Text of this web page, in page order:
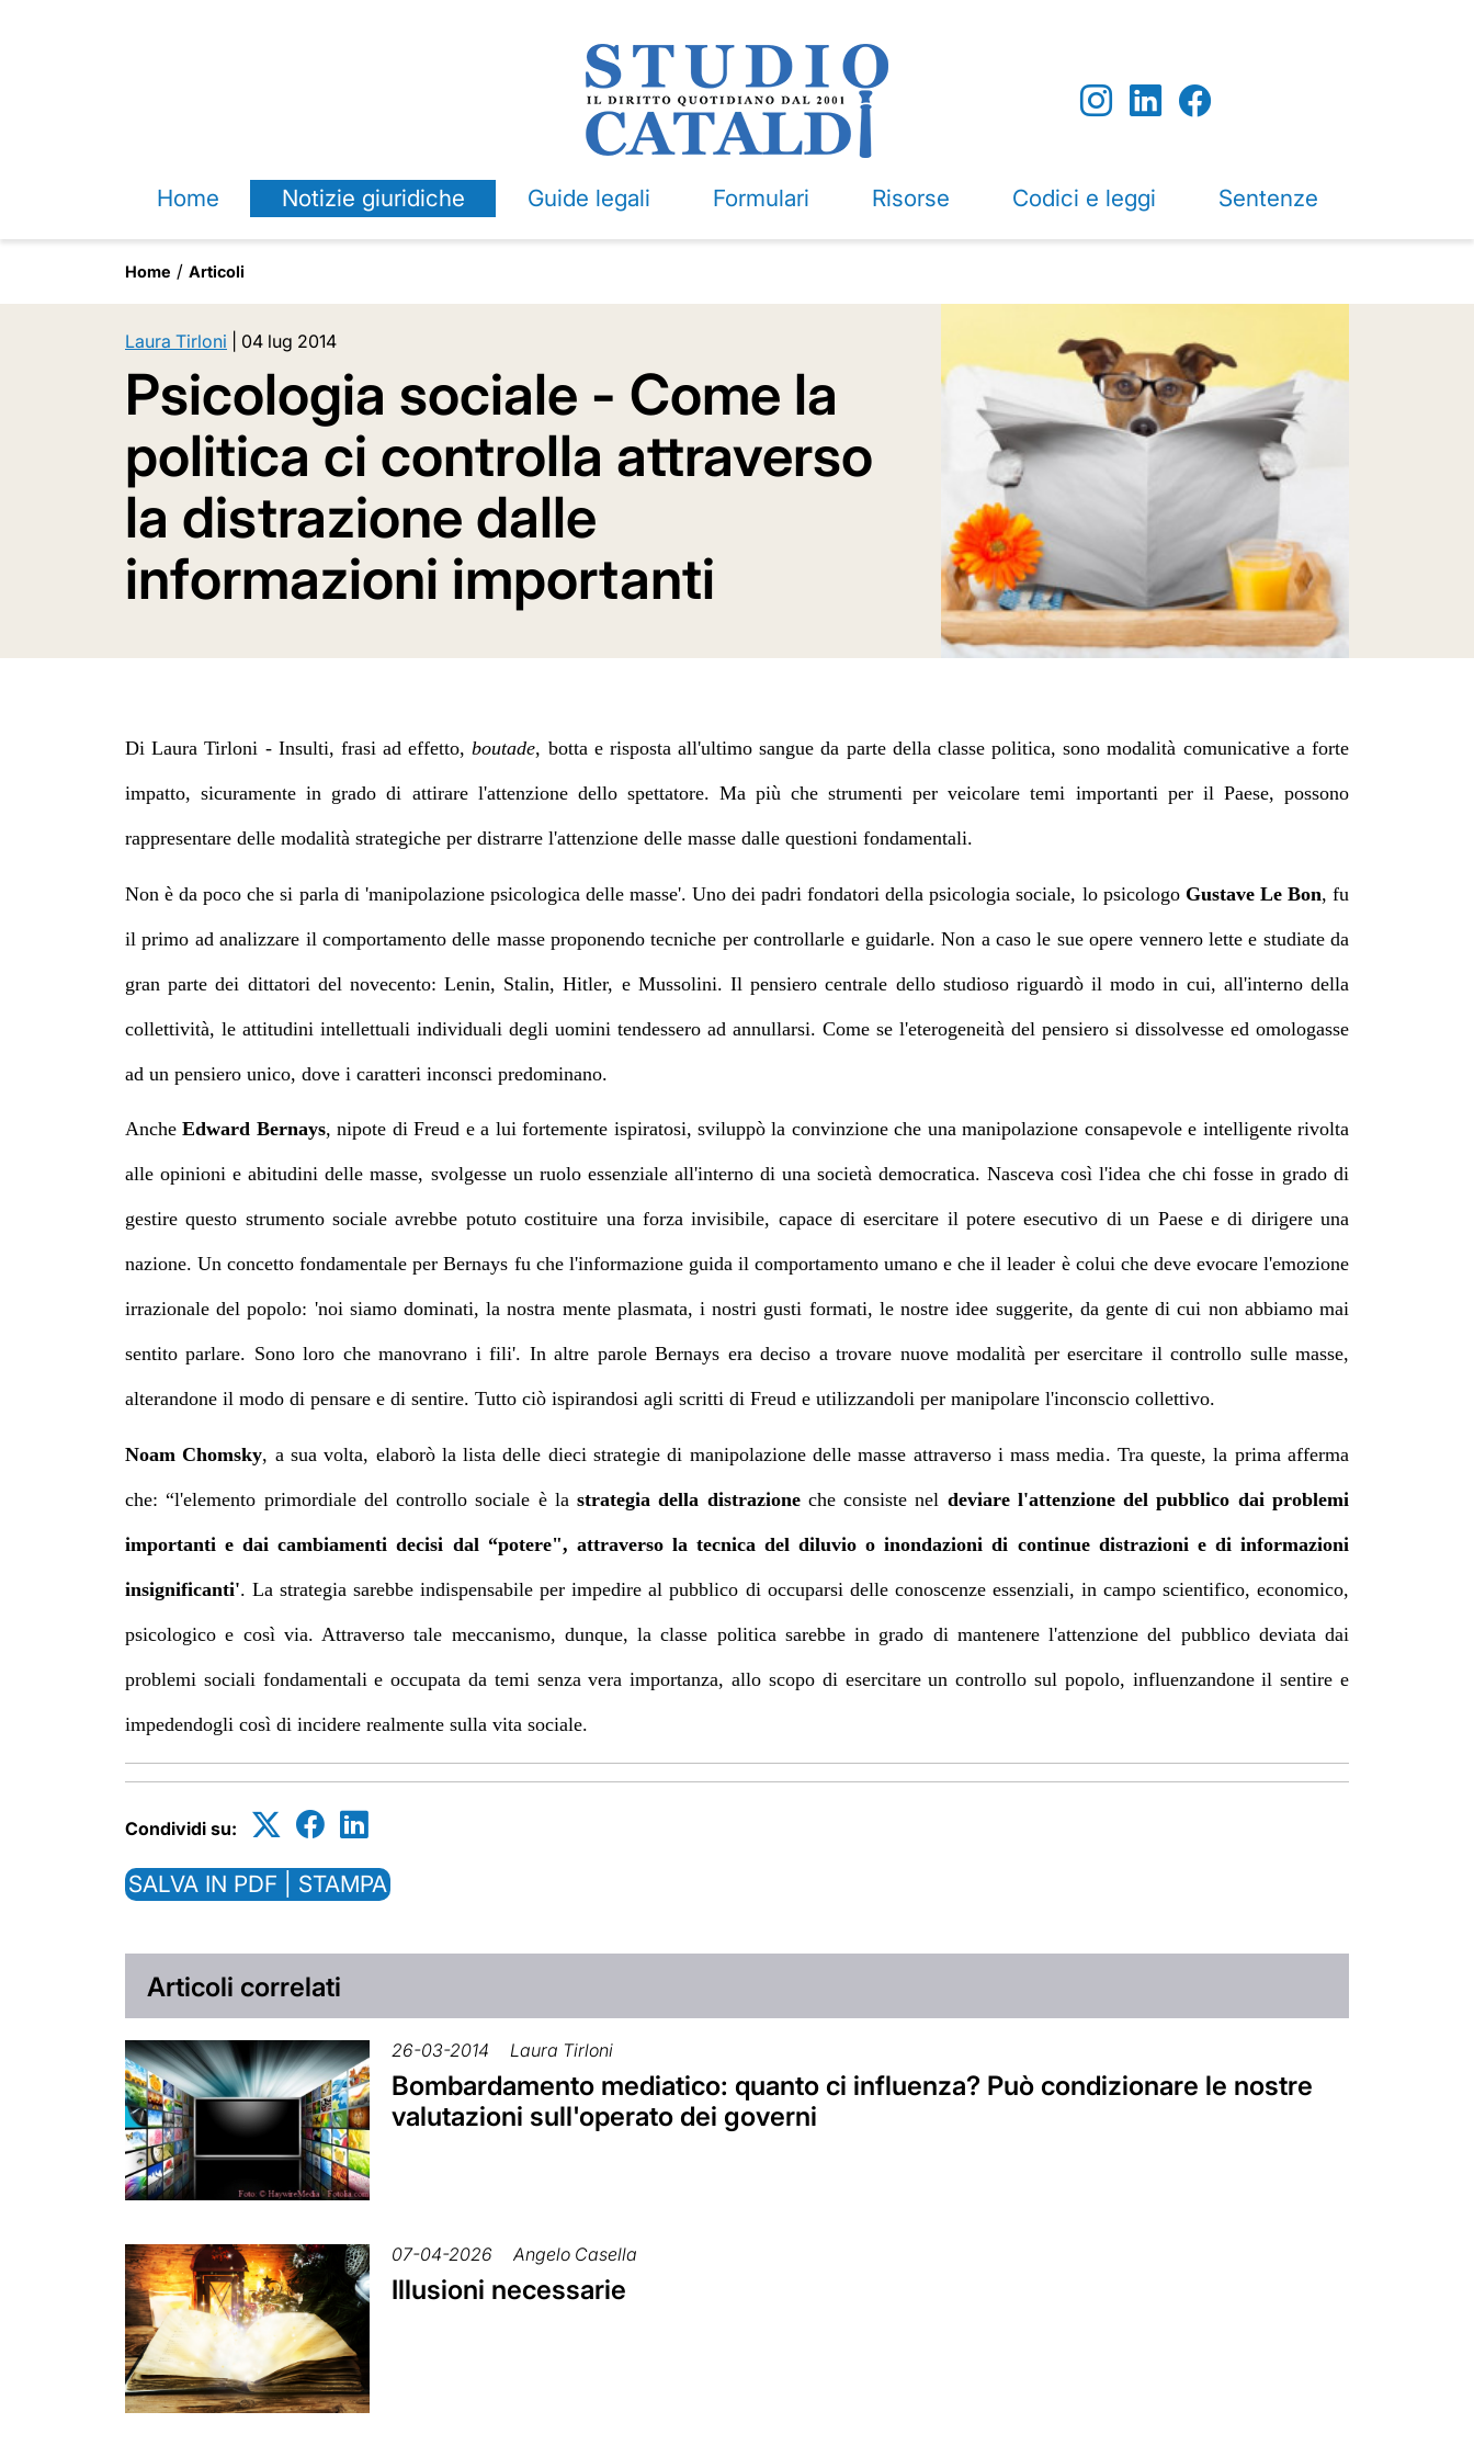
Home Notizie giuridiche Guide legali Formulari Risorse Codici e leggi Sentenze
Home Articoli
Laura Tirloni 04 lug 2014
Psicologia sociale - Come la
politica ci controlla attraverso
la distrazione dalle
informazioni importanti
Di Laura Tirloni -Insulti, frasi ad effetto,boutade, botta e risposta all'ultimo sangue da parte della classe politica, sono modalità comunicative a forte
impatto, sicuramente in grado di attirare l'attenzione dello spettatore. Ma più che strumenti per veicolare temi importanti per il Paese, possono
rappresentare delle modalità strategiche per distrarre l'attenzione delle masse dalle questioni fondamentali.
Non è da poco che si parla di 'manipolazione psicologica delle masse'. Uno dei padri fondatori della psicologia sociale, lo psicologo Gustave Le Bon, fu
il primo ad analizzare il comportamento delle masse proponendotecniche per controllarle e guidarle. Non a caso le sue opere vennero lette e studiate da
gran parte dei dittatori del novecento: Lenin, Stalin, Hitler, e Mussolini. Il pensiero centrale dello studioso riguardò il modo in cui, all'interno della
collettività, le attitudini intellettuali individuali degli uomini tendessero ad annullarsi. Come se l'eterogeneità del pensiero si dissolvesse ed omologasse
ad un pensiero unico, dove i caratteri inconsci predominano.
AncheEdward Bernays, nipote di Freud e a lui fortemente ispiratosi, sviluppò la convinzione che una manipolazione consapevole e intelligente rivolta
alleopinioni e abitudini delle masse, svolgesse un ruolo essenziale all'interno di una società democratica. Nasceva così l'idea che chi fosse in grado di
gestire questo strumento sociale avrebbe potuto costituire una forza invisibile, capace di esercitare il potere esecutivo di un Paese e di dirigere una
nazione. Un concetto fondamentale per Bernays fu che l'informazione guida il comportamento umano e che il leader è colui che deve evocare l'emozione
irrazionale del popolo: 'noi siamo dominati, la nostra mente plasmata, i nostri gusti formati, le nostre idee suggerite, da gente di cui non abbiamo mai
sentito parlare. Sono loro che manovrano i fili'. In altre parole Bernays era deciso a trovare nuove modalità per esercitare il controllo sulle masse,
alterandone il modo di pensare e di sentire. Tutto ciò ispirandosi agli scritti di Freud e utilizzandoli per manipolare l'inconscio collettivo.
Noam Chomsky, a sua volta, elaborò la lista delle dieci strategie di manipolazione delle masse attraverso i mass media. Tra queste, la primaafferma
che: “l'elemento primordiale del controllo sociale è lastrategia della distrazioneche consiste nel deviare l'attenzione del pubblico dai problemi
importantie dai cambiamenti decisi dal “potere", attraverso la tecnica del diluvio o inondazioni di continue distrazioni e di informazioni
insignificanti'. La strategia sarebbe indispensabile per impedire al pubblico di occuparsi delle conoscenze essenziali, in campo scientifico, economico,
psicologico e così via. Attraverso tale meccanismo, dunque, la classe politica sarebbe in grado di mantenere l'attenzione del pubblico deviata dai
problemi sociali fondamentali e occupata da temi senza vera importanza, allo scopo di esercitare un controllo sul popolo, influenzandone il sentire e
impedendogli così di incidere realmente sulla vita sociale.
Condividi su:
SALVA IN PDF | STAMPA
Articoli correlati
26-03-2014 Laura Tirloni
Bombardamento mediatico: quanto ci influenza? Può condizionare le nostre
valutazioni sull'operato dei governi
07-04-2026 Angelo Casella
Illusioni necessarie